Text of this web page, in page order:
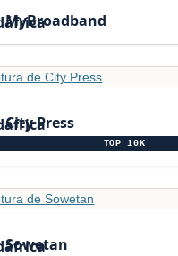
MyBroadband
City Press
TOP 10K
Sowetan